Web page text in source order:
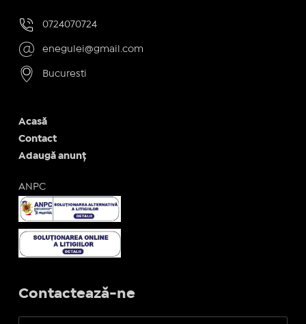
0724070724
enegulei@gmail.com
Bucuresti
Acasă
Contact
Adaugă anunț
ANPC
Contactează-ne